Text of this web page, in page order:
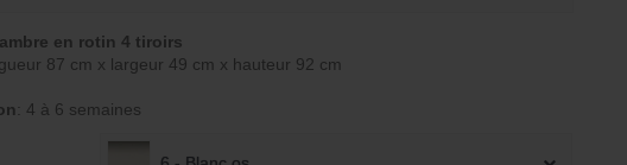
en rotin 4 tiroirs
87 cm x largeur 49 cm x hauteur 92 cm
: 4 à 6 semaines